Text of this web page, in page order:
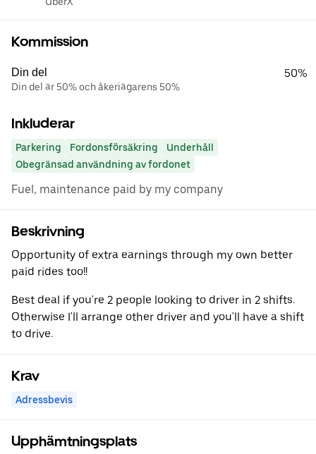
Kommission
Din del
Din del är 50% och åkeriägarens 50%
50%
Inkluderar
Parkering Fordonsförsäkring
Underhåll
Obegränsad användning av fordonet
Fuel, maintenance paid by my company
Beskrivning
Opportunity of extra earnings through my own better
paid rides too!!
Best deal if you're 2 people looking to driver in 2 shifts.
Otherwise I'll arrange other driver and you'll have a shift
to drive.
Krav
Adressbevis
Upphämtningsplats